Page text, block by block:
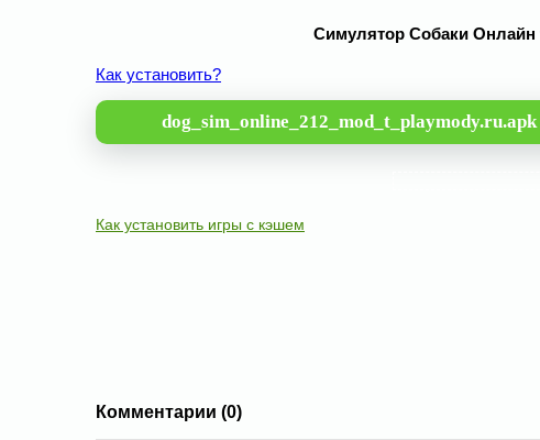
Симулятор Собаки Онлайн
Как установить?
dog_sim_online_212_mod_t_playmody.ru.apk
Как установить игры с кэшем
Комментарии (0)